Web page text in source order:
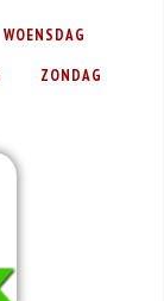
WOENSDAG
ZONDAG